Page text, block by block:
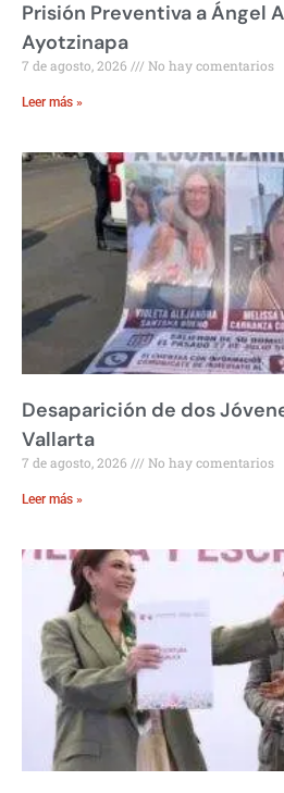
Prisión Preventiva a Ángel
Ayotzinapa
7 de agosto, 2026 No hay comentarios
Leer más »
Desaparición de dos
Vallarta
7 de agosto, 2026 No hay comentarios
Leer más »